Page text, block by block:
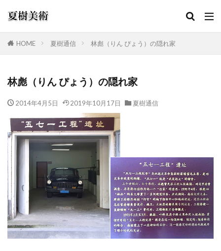
HOME 夏樹通信 林彪（りん ぴょう）の隠れ家
林彪（りん ぴょう）の隠れ家
2014年4月5日 2019年10月17日 夏樹通信
カテゴリー
検索